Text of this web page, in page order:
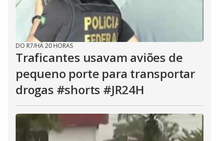
DO R7/HÁ 20 HORAS
Traficantes usavam aviões de
pequeno porte para transportar
drogas #shorts #JR24H